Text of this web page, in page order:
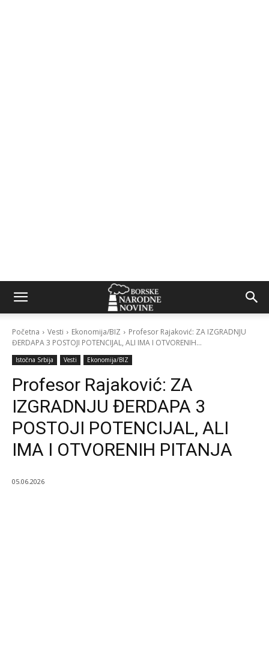
Početna Vesti Ekonomija/BIZ
Profesor Rajaković: ZA IZGRADNJU
ĐERDAPA 3 POSTOJI POTENCIJAL, ALI IMA I OTVORENIH...
Istočna Srbija Vesti Ekonomija/BIZ
Profesor Rajaković: ZA
IZGRADNJU ĐERDAPA 3
POSTOJI POTENCIJAL, ALI
IMA I OTVORENIH PITANJA
05.06.2026